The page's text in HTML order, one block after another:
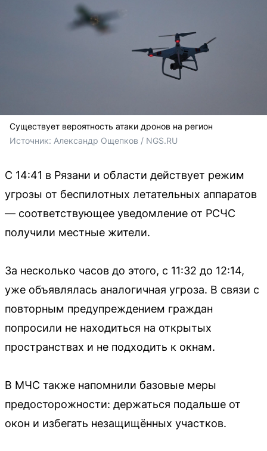
Существует вероятность атаки дронов на регион
Источник: Александр Ощепков / NGS.RU
С 14:41 в Рязани и области действует режим
угрозы от беспилотных летательных аппаратов
— соответствующее уведомление от РСЧС
получили местные жители.
За несколько часов до этого, с 11:32 до 12:14,
уже объявлялась аналогичная угроза. В связи с
повторным предупреждением граждан
попросили не находиться на открытых
пространствах и не подходить к окнам.
В МЧС также напомнили базовые меры
предосторожности: держаться подальше от
окон и избегать незащищённых участков.